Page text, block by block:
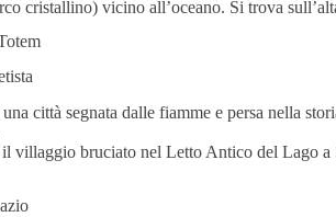
cristallino) vicino all’oceano. Si trova
città segnata dalle fiamme e persa nella
villaggio bruciato nel Letto Antico del Lago a